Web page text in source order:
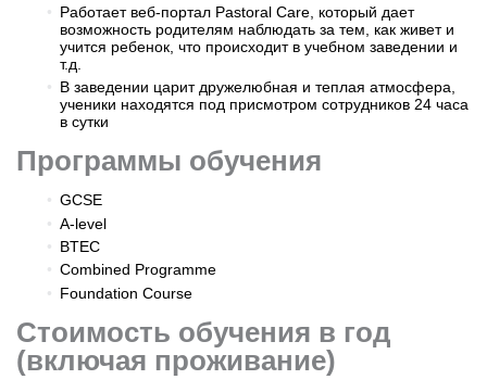
Работает веб-портал Pastoral Care, который дает
возможность родителям наблюдать за тем, как живет и
учится ребенок, что происходит в учебном заведении и
т.д.
В заведении царит дружелюбная и теплая атмосфера,
ученики находятся под присмотром сотрудников 24 часа
в сутки
Программы обучения
GCSE
A-level
BTEC
Combined Programme
Foundation Course
Стоимость обучения в год
(включая проживание)